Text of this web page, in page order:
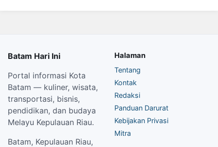
Batam Hari Ini
Portal informasi Kota
Batam — kuliner, wisata,
transportasi, bisnis,
pendidikan, dan budaya
Melayu Kepulauan Riau.
Batam, Kepulauan Riau,
Halaman
Tentang
Kontak
Redaksi
Panduan Darurat
Kebijakan Privasi
Mitra